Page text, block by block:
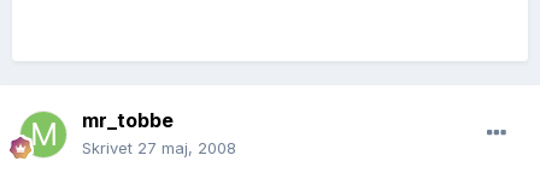
mr_tobbe
Skrivet 27 maj, 2008